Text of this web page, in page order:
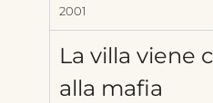
2001
La villa viene
alla mafia